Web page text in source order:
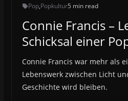
Pop,Popkultur5 min read
Connie Francis –
Schicksal einer
Connie Francis war mehr als
Lebenswerk zwischen Licht
Geschichte wird bleiben.